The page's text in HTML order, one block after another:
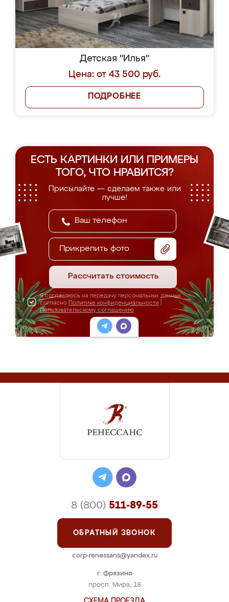
Детская "Илья"
Цена: от 43 500 руб.
ПОДРОБНЕЕ
ЕСТЬ КАРТИНКИ ИЛИ ПРИМЕРЫ
ТОГО, ЧТО НРАВИТСЯ?
Присылайте — сделаем также или
лучше!
Прикрепить фото
Рассчитать стоимость
Я соглашаюсь на передачу персональных данных
согласно Политике конфиденциальности
Пользовательскому соглашению
г. Фрязино
просп. Мира, 18
8 (800) 511-89-55
ОБРАТНЫЙ ЗВОНОК
corp-renessans@yandex.ru